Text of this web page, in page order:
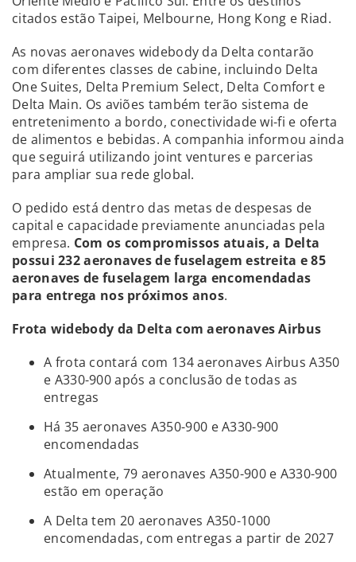
citados estão Taipei, Melbourne, Hong Kong e Riad.
As novas aeronaves widebody da Delta contarão
com diferentes classes de cabine, incluindo Delta
One Suites, Delta Premium Select, Delta Comfort e
Delta Main. Os aviões também terão sistema de
entretenimento a bordo, conectividade wi-fi e oferta
de alimentos e bebidas. A companhia informou ainda
que seguirá utilizando joint ventures e parcerias
para ampliar sua rede global.
O pedido está dentro das metas de despesas de
capital e capacidade previamente anunciadas pela
empresa. Com os compromissos atuais, a Delta
possui 232 aeronaves de fuselagem estreita e 85
aeronaves de fuselagem larga encomendadas
para entrega nos próximos anos.
Frota widebody da Delta com aeronaves Airbus
A frota contará com 134 aeronaves Airbus A350
e A330-900 após a conclusão de todas as
entregas
Há 35 aeronaves A350-900 e A330-900
encomendadas
Atualmente, 79 aeronaves A350-900 e A330-900
estão em operação
A Delta tem 20 aeronaves A350-1000
encomendadas, com entregas a partir de 2027